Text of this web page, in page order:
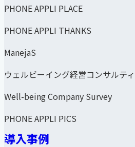
PHONE APPLI PLACE
PHONE APPLI THANKS
ManejaS
ウェルビーイング経営コンサルテ
Well-being Company Survey
PHONE APPLI PICS
導入事例